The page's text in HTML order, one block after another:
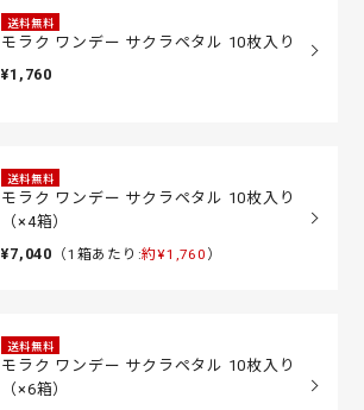
送料無料
モラク ワンデー サクラペタル 10枚入り
¥1,760
送料無料
モラク ワンデー サクラペタル 10枚入り
（×4箱）
¥7,040 （1箱あたり:約¥1,760 ）
送料無料
モラク ワンデー サクラペタル 10枚入り
（×6箱）